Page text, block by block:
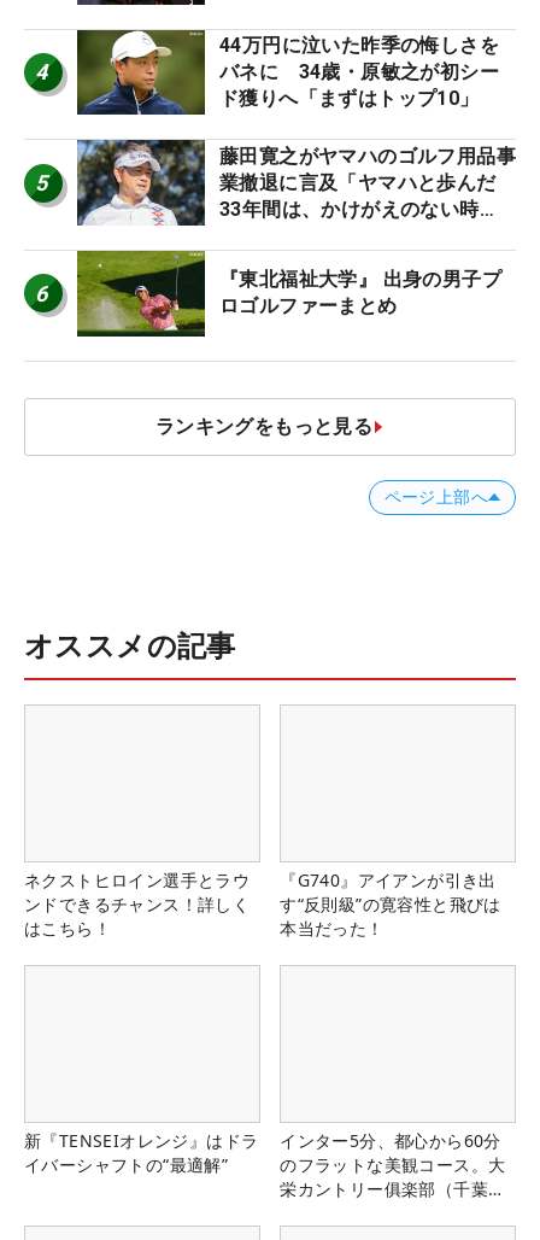
4
44万円に泣いた昨季の悔しさを
バネに 34歳・原敏之が初シー
ド獲りへ「まずはトップ10」
5
藤田寛之がヤマハのゴルフ用品事
業撤退に言及「ヤマハと歩んだ
33年間は、かけがえのない時
6
『東北福祉大学』 出身の男子プ
ロゴルファーまとめ
ランキングをもっと見る
ページ上部へ
オススメの記事
ネクストヒロイン選手とラウ
ンドできるチャンス！詳しく
はこちら！
『G740』アイアンが引き出
す“反則級”の寛容性と飛びは
本当だった！
新『TENSEIオレンジ』はドラ
イバーシャフトの“最適解”
インター5分、都心から60分
のフラットな美観コース。大
栄カントリー俱楽部（千葉